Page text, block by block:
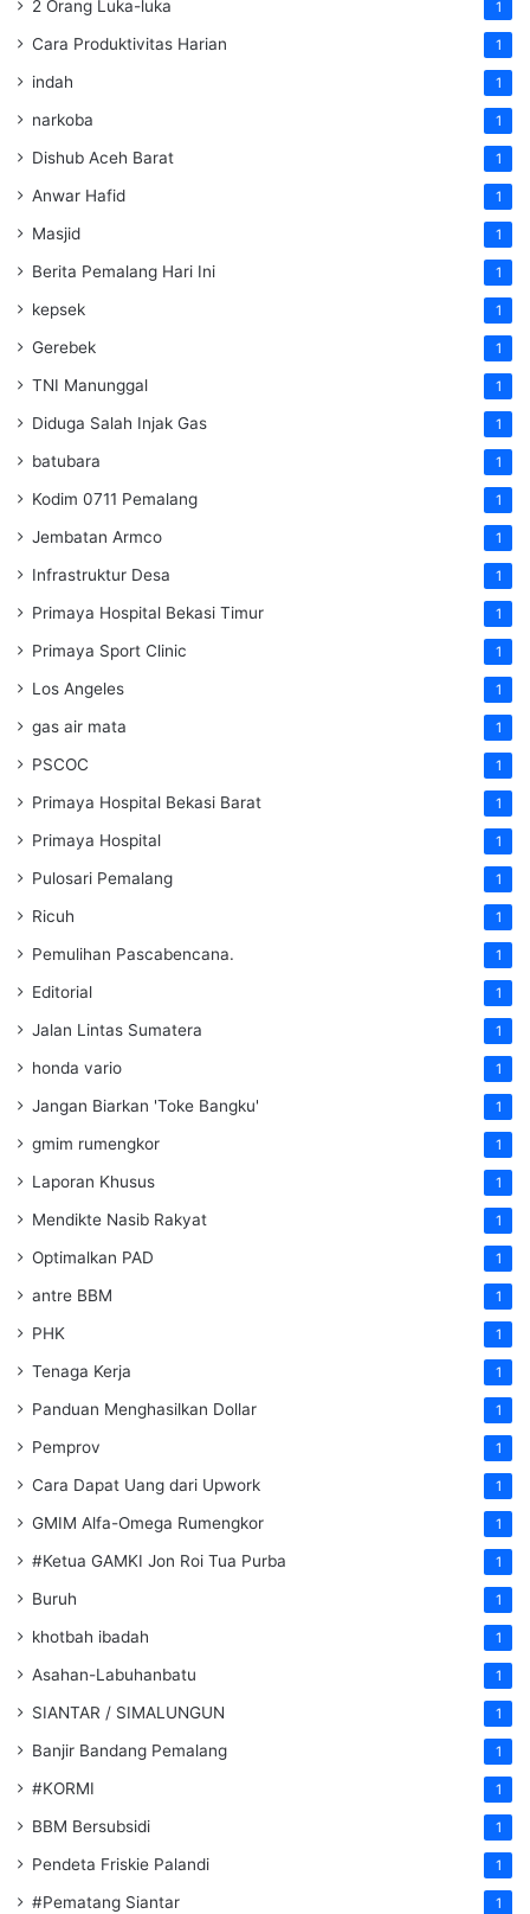
2 Orang Luka-luka 1
Cara Produktivitas Harian 1
indah 1
narkoba 1
Dishub Aceh Barat 1
Anwar Hafid 1
Masjid 1
Berita Pemalang Hari Ini 1
kepsek 1
Gerebek 1
TNI Manunggal 1
Diduga Salah Injak Gas 1
batubara 1
Kodim 0711 Pemalang 1
Jembatan Armco 1
Infrastruktur Desa 1
Primaya Hospital Bekasi Timur 1
Primaya Sport Clinic 1
Los Angeles 1
gas air mata 1
PSCOC 1
Primaya Hospital Bekasi Barat 1
Primaya Hospital 1
Pulosari Pemalang 1
Ricuh 1
Pemulihan Pascabencana. 1
Editorial 1
Jalan Lintas Sumatera 1
honda vario 1
Jangan Biarkan 'Toke Bangku' 1
gmim rumengkor 1
Laporan Khusus 1
Mendikte Nasib Rakyat 1
Optimalkan PAD 1
antre BBM 1
PHK 1
Tenaga Kerja 1
Panduan Menghasilkan Dollar 1
Pemprov 1
Cara Dapat Uang dari Upwork 1
GMIM Alfa-Omega Rumengkor 1
#Ketua GAMKI Jon Roi Tua Purba 1
Buruh 1
khotbah ibadah 1
Asahan-Labuhanbatu 1
SIANTAR / SIMALUNGUN 1
Banjir Bandang Pemalang 1
#KORMI 1
BBM Bersubsidi 1
Pendeta Friskie Palandi 1
#Pematang Siantar 1